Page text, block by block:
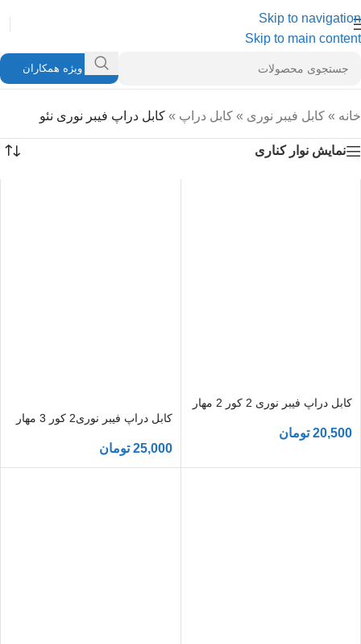
Skip to navigation
Skip to main content
ویژه همکاران
خانه » کابل فیبر نوری » کابل دراپ » کابل دراپ فیبر نوری نئو
نمایش نوار کناری
کابل دراپ فیبر نوری 2 کور 2 مهار
20,500 تومان
کابل دراپ فیبر نوری2 کور 3 مهار
25,000 تومان